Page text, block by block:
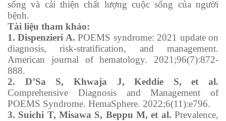
sống và cải thiện chất lượng cuộc sống của người
bệnh.
Tài liệu tham khảo:
1. Dispenzieri A.POEMS syndrome: 2021 update on
diagnosis, risk‐stratification, and management.
American journal of hematology. 2021;96(7):872-
888.
2. D’Sa S, Khwaja J, Keddie S, et al.
Comprehensive Diagnosis and Management of
POEMS Syndrome. HemaSphere. 2022;6(11):e796.
3. Suichi T, Misawa S, Beppu M, et al. Prevalence,